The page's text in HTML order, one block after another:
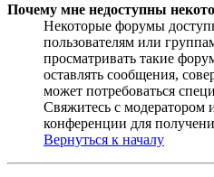
Почему мне недоступны
Некоторые форумы
пользователям или
просматривать такие
оставлять сообщения,
может потребоваться
Свяжитесь с модератором
конференции для
Вернуться к началу